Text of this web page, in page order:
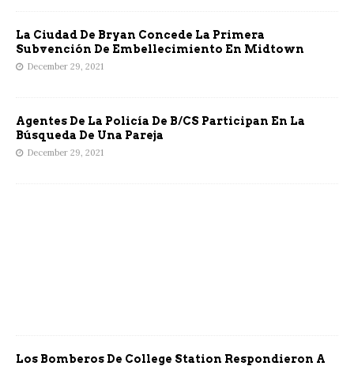
La Ciudad De Bryan Concede La Primera
Subvención De Embellecimiento En Midtown
December 29, 2021
Agentes De La Policía De B/CS Participan En La
Búsqueda De Una Pareja
December 29, 2021
Los Bomberos De College Station Respondieron A